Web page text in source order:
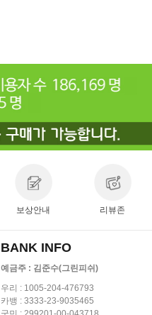
보상안내 리뷰존
BANK INFO
예금주 : 김준수(그린피쉬)
우리 : 1005-204-476793
카뱅 : 3333-23-9035465